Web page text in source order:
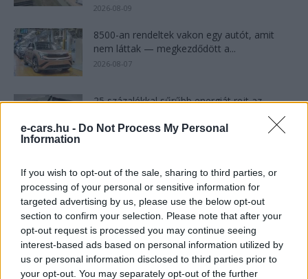
e-cars.hu - Do Not Process My Personal
Information
If you wish to opt-out of the sale, sharing to third parties, or
processing of your personal or sensitive information for
targeted advertising by us, please use the below opt-out
section to confirm your selection. Please note that after your
opt-out request is processed you may continue seeing
interest-based ads based on personal information utilized by
us or personal information disclosed to third parties prior to
your opt-out. You may separately opt-out of the further
2026-08-09
8500-an rendeltek vakon egy autót, amit
nem láttak — megkezdődött a...
2026-08-07
25 százalékkal sűrűbb energiát rejt az
2026-08-07
97,6 százalékon áll Norvégia villanyautó-
aránya – közben átrendeződött a márkák
sorrendje
2026-08-07
Tesla: visszatért a régi árazás a magyar
Supercharger-hálózaton
2026-08-08